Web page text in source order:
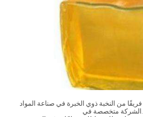
يجذب Shanghai Jaour فريقًا من النخبة ذوي الخبرة في صناعة المواد
متخصصة في